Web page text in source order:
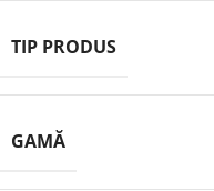
TIP PRODUS
GAMĂ